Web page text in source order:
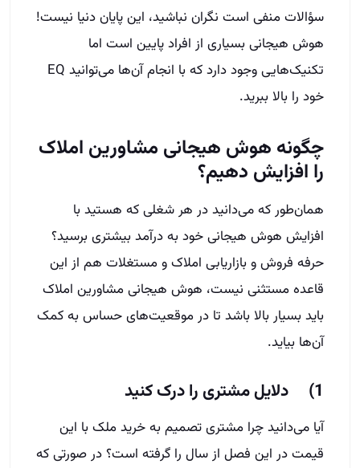
سؤالات منفی است نگران نباشید، این پایان دنیا نیست!
هوش هیجانی بسیاری از افراد پایین است اما
تکنیک‌هایی وجود دارد که با انجام آن‌ها می‌توانید EQ
خود را بالا ببرید.
چگونه هوش هیجانی مشاورین املاک
را افزایش دهیم؟
همان‌طور که می‌دانید در هر شغلی که هستید با
افزایش هوش هیجانی خود به درآمد بیشتری برسید؟
حرفه فروش و بازاریابی املاک و مستغلات هم از این
قاعده مستثنی نیست، هوش هیجانی مشاورین املاک
باید بسیار بالا باشد تا در موقعیت‌های حساس به کمک
آن‌ها بیاید.
1) دلایل مشتری را درک کنید
آیا می‌دانید چرا مشتری تصمیم به خرید ملک با این
قیمت در این فصل از سال را گرفته است؟ در صورتی که